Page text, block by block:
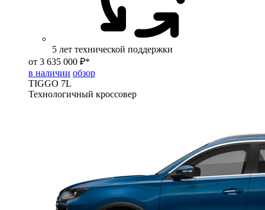
5 лет технической поддержки
от 3 635 000 ₽*
в наличии обзор
TIGGO 7L
Технологичный кроссовер